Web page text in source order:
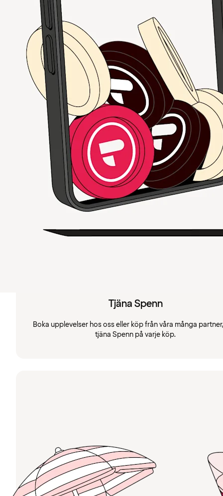
Tjäna Spenn
Boka upplevelser hos oss eller köp från våra många
tjäna Spenn på varje köp.